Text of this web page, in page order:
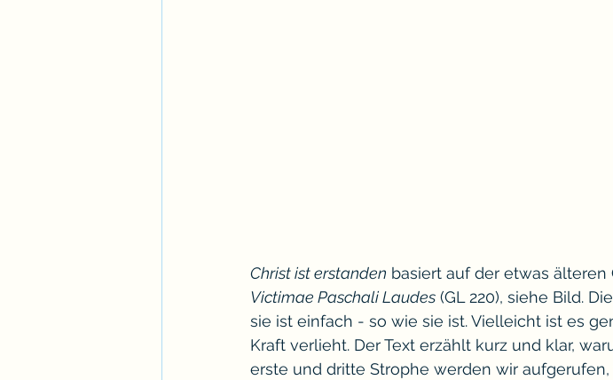
Christ ist erstanden basiert auf der etwas
Victimae Paschali Laudes (GL 220), siehe Bild.
sie ist einfach - so wie sie ist. Vielleicht ist es
Kraft verlieht. Der Text erzählt kurz und klar,
erste und dritte Strophe werden wir